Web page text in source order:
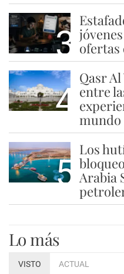
3 ofertas
4
Qasr
entre
mundo
5
Los
Arabia
Lo más
VISTO ACTUAL